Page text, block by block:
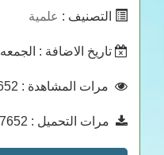
التصنيف : علمية
تاريخ الاضافة : الجمعه 25 مارس 2016
مرات المشاهدة : 7652
مرات التحميل : 7652